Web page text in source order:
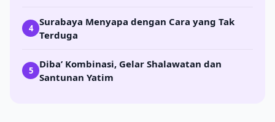
4
Surabaya Menyapa dengan Cara yang Tak
Terduga
5
Diba’ Kombinasi, Gelar Shalawatan dan
Santunan Yatim